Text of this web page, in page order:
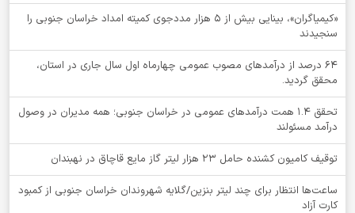
«کیمیاگران»، بینایی بیش از ۵ هزار مددجوی کمیته امداد خراسان جنوبی را
سنجیدند
64 درصد از درآمدهای مصوب عمومی چهارماه اول سال جاری در استان،
محقق گردید.
تحقق ۱.۴ همت درآمدهای عمومی در خراسان جنوبی؛ همه مدیران در وصول
درآمد مسئولند
توقيف کامیون کشنده حامل 23 هزار لیتر گاز مایع قاچاق در نهبندان
ساعت‌ها انتظار برای چند لیتر بنزین/گلایه شهروندان خراسان جنوبی از کمبود
کارت آزاد